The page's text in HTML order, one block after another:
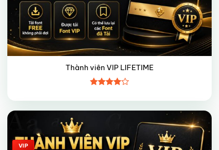
Thành viên VIP LIFETIME
xếp hạng
Giảm giá!
VIP